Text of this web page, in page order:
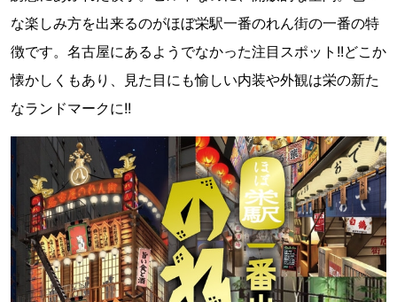
な楽しみ方を出来るのがほぼ栄駅一番のれん街の一番の特
徴です。名古屋にあるようでなかった注目スポット!!どこか
懐かしくもあり、見た目にも愉しい内装や外観は栄の新た
なランドマークに!!